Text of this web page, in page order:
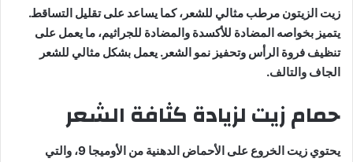
زيت الزيتون مرطب مثالي للشعر، كما يساعد على تقليل التساقط.
يتميز بخواصه المضادة للأكسدة والمضادة للجراثيم، ما يعمل على
تنظيف فروة الرأس وتحفيز نمو الشعر. يعمل بشكل مثالي للشعر
الجاف والتالف.
حمام زيت لزيادة كثافة الشعر
يحتوي زيت الخروع على الأحماض الدهنية من الأوميجا 9، والتي